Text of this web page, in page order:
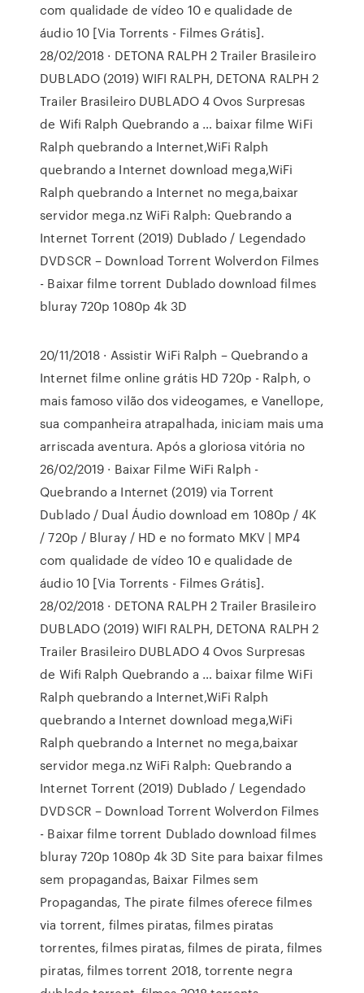
com qualidade de vídeo 10 e qualidade de
áudio 10 [Via Torrents - Filmes Grátis].
28/02/2018 · DETONA RALPH 2 Trailer Brasileiro
DUBLADO (2019) WIFI RALPH, DETONA RALPH 2
Trailer Brasileiro DUBLADO 4 Ovos Surpresas
de Wifi Ralph Quebrando a … baixar filme WiFi
Ralph quebrando a Internet,WiFi Ralph
quebrando a Internet download mega,WiFi
Ralph quebrando a Internet no mega,baixar
servidor mega.nz WiFi Ralph: Quebrando a
Internet Torrent (2019) Dublado / Legendado
DVDSCR – Download Torrent Wolverdon Filmes
- Baixar filme torrent Dublado download filmes
bluray 720p 1080p 4k 3D
20/11/2018 · Assistir WiFi Ralph – Quebrando a
Internet filme online grátis HD 720p - Ralph, o
mais famoso vilão dos videogames, e Vanellope,
sua companheira atrapalhada, iniciam mais uma
arriscada aventura. Após a gloriosa vitória no
26/02/2019 · Baixar Filme WiFi Ralph -
Quebrando a Internet (2019) via Torrent
Dublado / Dual Áudio download em 1080p / 4K
/ 720p / Bluray / HD e no formato MKV | MP4
com qualidade de vídeo 10 e qualidade de
áudio 10 [Via Torrents - Filmes Grátis].
28/02/2018 · DETONA RALPH 2 Trailer Brasileiro
DUBLADO (2019) WIFI RALPH, DETONA RALPH 2
Trailer Brasileiro DUBLADO 4 Ovos Surpresas
de Wifi Ralph Quebrando a … baixar filme WiFi
Ralph quebrando a Internet,WiFi Ralph
quebrando a Internet download mega,WiFi
Ralph quebrando a Internet no mega,baixar
servidor mega.nz WiFi Ralph: Quebrando a
Internet Torrent (2019) Dublado / Legendado
DVDSCR – Download Torrent Wolverdon Filmes
- Baixar filme torrent Dublado download filmes
bluray 720p 1080p 4k 3D Site para baixar filmes
sem propagandas, Baixar Filmes sem
Propagandas, The pirate filmes oferece filmes
via torrent, filmes piratas, filmes piratas
torrentes, filmes piratas, filmes de pirata, filmes
piratas, filmes torrent 2018, torrente negra